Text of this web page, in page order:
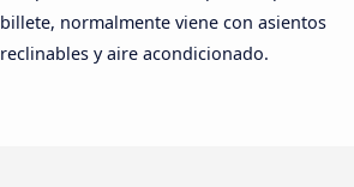
billete, normalmente viene con asientos
reclinables y aire acondicionado.